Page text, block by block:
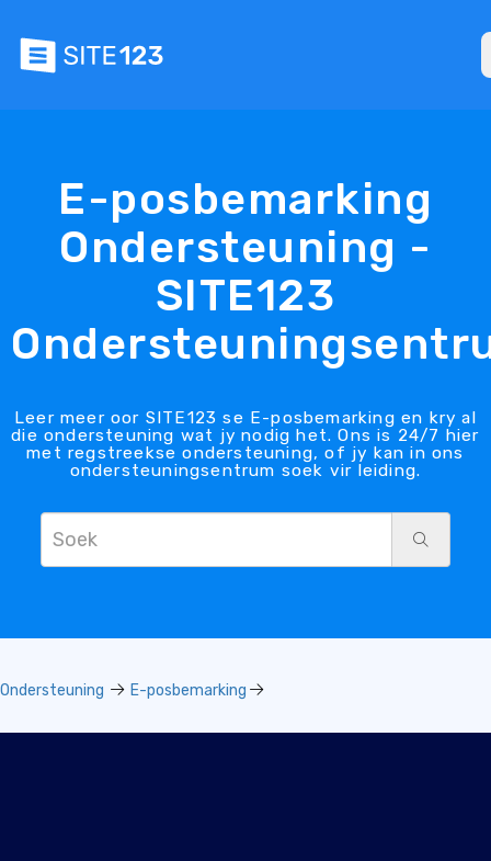
E-posbemarking
Ondersteuning -
SITE123
Leer meer oor SITE123 se E-posbemarking en kry al
die ondersteuning wat jy nodig het. Ons is 24/7 hier
met regstreekse ondersteuning, of jy kan in ons
ondersteuningsentrum soek vir leiding.
Ondersteuning E-posbemarking